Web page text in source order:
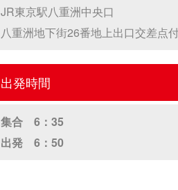
JR東京駅八重洲中央口
八重洲地下街26番地上出口交差点
出発時間
集合 6：35
出発 6：50